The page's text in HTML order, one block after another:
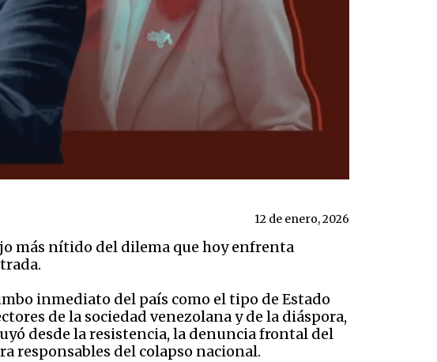
12 de enero, 2026
más nítido del dilema que hoy enfrenta
inmediato del país como el tipo de Estado
de la sociedad venezolana y de la diáspora,
desde la resistencia, la denuncia frontal del
responsables del colapso nacional.